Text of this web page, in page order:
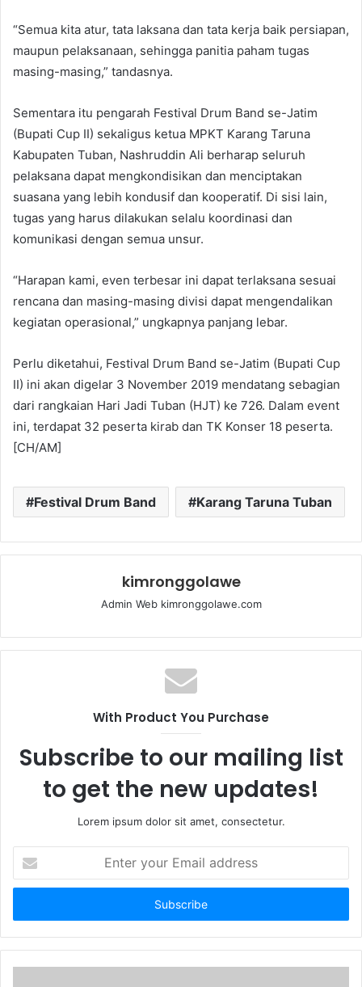
“Semua kita atur, tata laksana dan tata kerja baik persiapan,
maupun pelaksanaan, sehingga panitia paham tugas
masing-masing,” tandasnya.
Sementara itu pengarah Festival Drum Band se-Jatim
(Bupati Cup II) sekaligus ketua MPKT Karang Taruna
Kabupaten Tuban, Nashruddin Ali berharap seluruh
pelaksana dapat mengkondisikan dan menciptakan
suasana yang lebih kondusif dan kooperatif. Di sisi lain,
tugas yang harus dilakukan selalu koordinasi dan
komunikasi dengan semua unsur.
“Harapan kami, even terbesar ini dapat terlaksana sesuai
rencana dan masing-masing divisi dapat mengendalikan
kegiatan operasional,” ungkapnya panjang lebar.
Perlu diketahui, Festival Drum Band se-Jatim (Bupati Cup
II) ini akan digelar 3 November 2019 mendatang sebagian
dari rangkaian Hari Jadi Tuban (HJT) ke 726. Dalam event
ini, terdapat 32 peserta kirab dan TK Konser 18 peserta.
[CH/AM]
Festival Drum Band Karang Taruna Tuban
kimronggolawe
Admin Web kimronggolawe.com
With Product You Purchase
Subscribe to our mailing list
to get the new updates!
Lorem ipsum dolor sit amet, consectetur.
t
r
y